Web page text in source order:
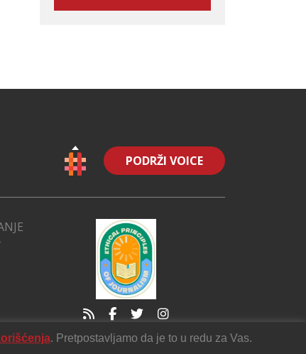
PODRŽI VOICE
. Pretpostavljamo da je to u redu za Vas.